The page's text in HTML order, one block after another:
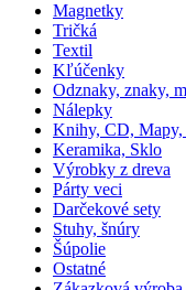
Magnetky
Tričká
Textil
Kľúčenky
Odznaky, znaky,
Nálepky
Knihy, CD, Mapy,
Keramika, Sklo
Výrobky z dreva
Párty veci
Darčekové sety
Stuhy, šnúry
Šúpolie
Ostatné